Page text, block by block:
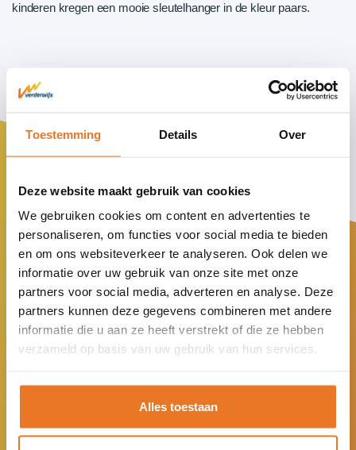
Toestemming Details Over
Deze website maakt gebruik van cookies
We gebruiken cookies om content en advertenties te
personaliseren, om functies voor social media te bieden
en om ons websiteverkeer te analyseren. Ook delen we
informatie over uw gebruik van onze site met onze
partners voor social media, adverteren en analyse. Deze
partners kunnen deze gegevens combineren met andere
informatie die u aan ze heeft verstrekt of die ze hebben
verzameld op basis van uw gebruik van hun services.
Alles toestaan
kinderen kregen een mooie sleutelhanger in de kleur paars.
We zijn maatschappelijk
ondersteunend. Leerlingen die ergens